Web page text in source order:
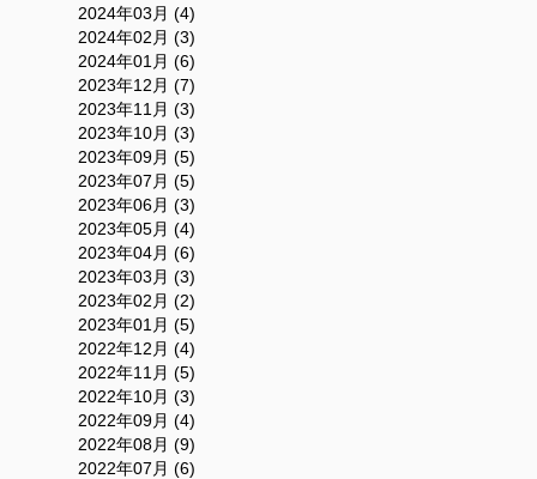
2024年03月 (4)
2024年02月 (3)
2024年01月 (6)
2023年12月 (7)
2023年11月 (3)
2023年10月 (3)
2023年09月 (5)
2023年07月 (5)
2023年06月 (3)
2023年05月 (4)
2023年04月 (6)
2023年03月 (3)
2023年02月 (2)
2023年01月 (5)
2022年12月 (4)
2022年11月 (5)
2022年10月 (3)
2022年09月 (4)
2022年08月 (9)
2022年07月 (6)